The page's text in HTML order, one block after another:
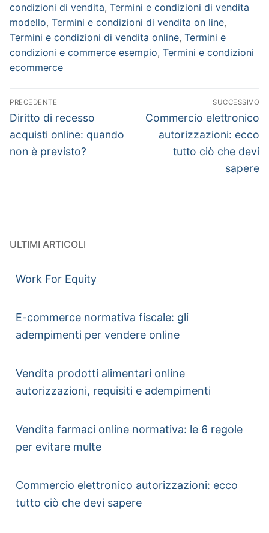
condizioni di vendita, Termini e condizioni di vendita
modello, Termini e condizioni di vendita on line,
Termini e condizioni di vendita online, Termini e
condizioni e commerce esempio, Termini e condizioni
ecommerce
PRECEDENTE
Diritto di recesso
acquisti online: quando
non è previsto?
SUCCESSIVO
Commercio elettronico
autorizzazioni: ecco
tutto ciò che devi
sapere
ULTIMI ARTICOLI
Work For Equity
E-commerce normativa fiscale: gli
adempimenti per vendere online
Vendita prodotti alimentari online
autorizzazioni, requisiti e adempimenti
Vendita farmaci online normativa: le 6 regole
per evitare multe
Commercio elettronico autorizzazioni: ecco
tutto ciò che devi sapere